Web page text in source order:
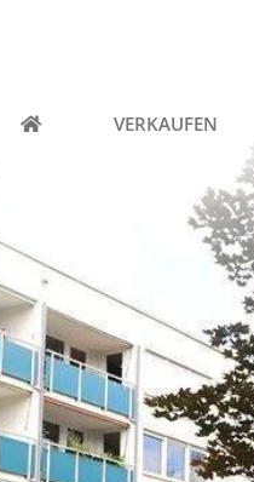
VERKAUFEN